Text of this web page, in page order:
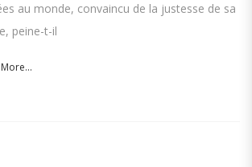
au monde, convaincu de la justesse de sa
peine-t-il